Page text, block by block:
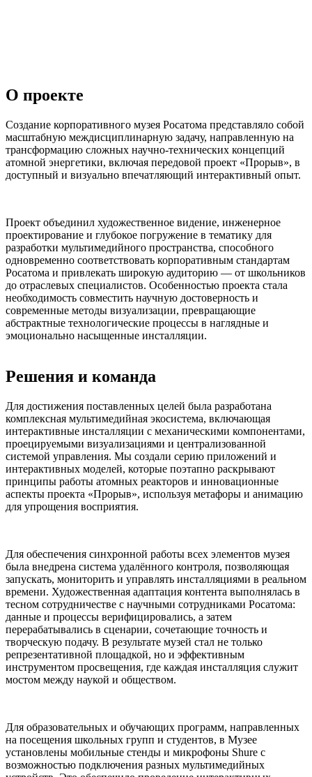
О проекте
Создание корпоративного музея Росатома представляло собой
масштабную междисциплинарную задачу, направленную на
трансформацию сложных научно-технических концепций
атомной энергетики, включая передовой проект «Прорыв», в
доступный и визуально впечатляющий интерактивный опыт.
Проект объединил художественное видение, инженерное
проектирование и глубокое погружение в тематику для
разработки мультимедийного пространства, способного
одновременно соответствовать корпоративным стандартам
Росатома и привлекать широкую аудиторию — от школьников
до отраслевых специалистов. Особенностью проекта стала
необходимость совместить научную достоверность и
современные методы визуализации, превращающие
абстрактные технологические процессы в наглядные и
эмоционально насыщенные инсталляции.
Решения и команда
Для достижения поставленных целей была разработана
комплексная мультимедийная экосистема, включающая
интерактивные инсталляции с механическими компонентами,
проецируемыми визуализациями и централизованной
системой управления. Мы создали серию приложений и
интерактивных моделей, которые поэтапно раскрывают
принципы работы атомных реакторов и инновационные
аспекты проекта «Прорыв», используя метафоры и анимацию
для упрощения восприятия.
Для обеспечения синхронной работы всех элементов музея
была внедрена система удалённого контроля, позволяющая
запускать, мониторить и управлять инсталляциями в реальном
времени. Художественная адаптация контента выполнялась в
тесном сотрудничестве с научными сотрудниками Росатома:
данные и процессы верифицировались, а затем
перерабатывались в сценарии, сочетающие точность и
творческую подачу. В результате музей стал не только
репрезентативной площадкой, но и эффективным
инструментом просвещения, где каждая инсталляция служит
мостом между наукой и обществом.
Для образовательных и обучающих программ, направленных
на посещения школьных групп и студентов, в Музее
установлены мобильные стенды и микрофоны Shure с
возможностью подключения разных мультимедийных